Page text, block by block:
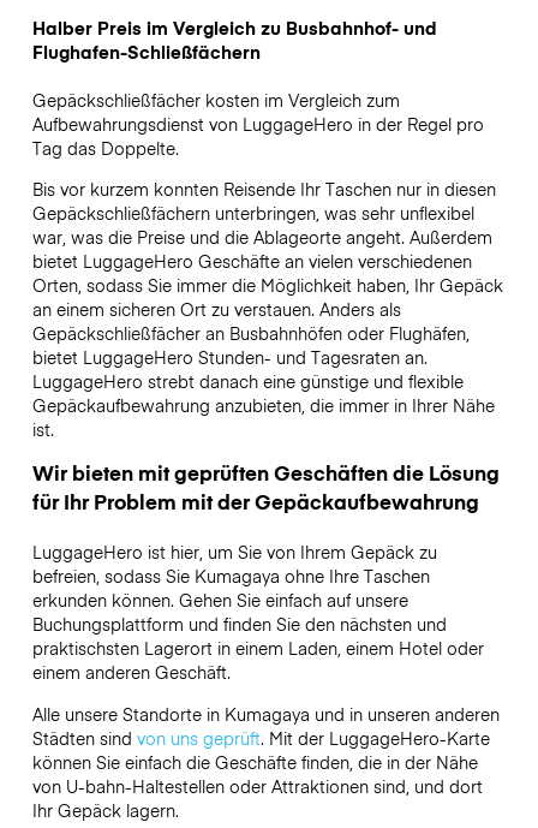
Halber Preis im Vergleich zu Busbahnhof- und
Flughafen-Schließfächern
Gepäckschließfächer kosten im Vergleich zum
Aufbewahrungsdienst von LuggageHero in der Regel pro
Tag das Doppelte.
Bis vor kurzem konnten Reisende Ihr Taschen nur in diesen
Gepäckschließfächern unterbringen, was sehr unflexibel
war, was die Preise und die Ablageorte angeht. Außerdem
bietet LuggageHero Geschäfte an vielen verschiedenen
Orten, sodass Sie immer die Möglichkeit haben, Ihr Gepäck
an einem sicheren Ort zu verstauen. Anders als
Gepäckschließfächer an Busbahnhöfen oder Flughäfen,
bietet LuggageHero Stunden- und Tagesraten an.
LuggageHero strebt danach eine günstige und flexible
Gepäckaufbewahrung anzubieten, die immer in Ihrer Nähe
ist.
Wir bieten mit geprüften Geschäften die Lösung
für Ihr Problem mit der Gepäckaufbewahrung
LuggageHero ist hier, um Sie von Ihrem Gepäck zu
befreien, sodass Sie Kumagaya ohne Ihre Taschen
erkunden können. Gehen Sie einfach auf unsere
Buchungsplattform und finden Sie den nächsten und
praktischsten Lagerort in einem Laden, einem Hotel oder
einem anderen Geschäft.
Alle unsere Standorte in Kumagaya und in unseren anderen
Städten sind von uns geprüft. Mit der LuggageHero-Karte
können Sie einfach die Geschäfte finden, die in der Nähe
von U-bahn-Haltestellen oder Attraktionen sind, und dort
Ihr Gepäck lagern.